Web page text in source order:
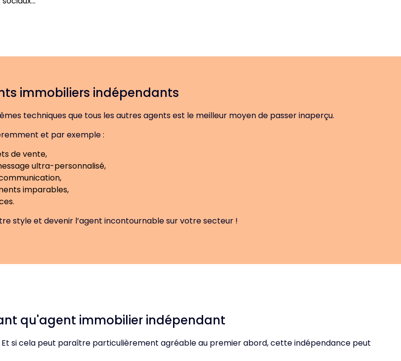
immobiliers indépendants
techniques que tous les autres agents est le meilleur moyen de passer inaperçu.
et par exemple :
de vente,
ultra-personnalisé,
imparables,
style et devenir l’agent incontournable sur votre secteur !
qu'agent immobilier indépendant
si cela peut paraître particulièrement agréable au premier abord, cette indépendance peut